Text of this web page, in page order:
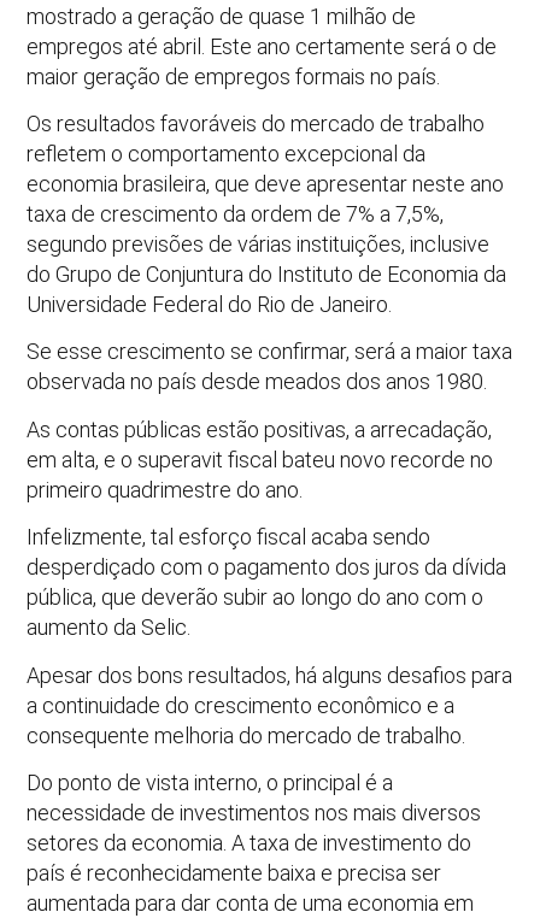
mostrado a geração de quase 1 milhão de
empregos até abril. Este ano certamente será o de
maior geração de empregos formais no país.
Os resultados favoráveis do mercado de trabalho
refletem o comportamento excepcional da
economia brasileira, que deve apresentar neste ano
taxa de crescimento da ordem de 7% a 7,5%,
segundo previsões de várias instituições, inclusive
do Grupo de Conjuntura do Instituto de Economia da
Universidade Federal do Rio de Janeiro.
Se esse crescimento se confirmar, será a maior taxa
observada no país desde meados dos anos 1980.
As contas públicas estão positivas, a arrecadação,
em alta, e o superavit fiscal bateu novo recorde no
primeiro quadrimestre do ano.
Infelizmente, tal esforço fiscal acaba sendo
desperdiçado com o pagamento dos juros da dívida
pública, que deverão subir ao longo do ano com o
aumento da Selic.
Apesar dos bons resultados, há alguns desafios para
a continuidade do crescimento econômico e a
consequente melhoria do mercado de trabalho.
Do ponto de vista interno, o principal é a
necessidade de investimentos nos mais diversos
setores da economia. A taxa de investimento do
país é reconhecidamente baixa e precisa ser
aumentada para dar conta de uma economia em